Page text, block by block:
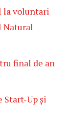
la voluntari
Natural
final de an
Start-Up și